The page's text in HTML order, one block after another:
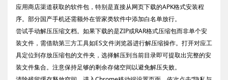
应用商店渠道获取的软件包，特别是直接从网页下载的APK格式安装程
序。部分国产手机还需额外在管家类软件中添加白名单放行。
尝试手动解压压缩文档。如果下载的是ZIP或RAR格式压缩包而非单个安
装文件，需借助第三方工具如ES文件浏览器进行解压缩操作。打开对应工
具定位到存放压缩包的文件夹，选择解压到当前目录即可提取出完整的安
装文件集合。注意保持足够的剩余存储空间以避免解压失败。